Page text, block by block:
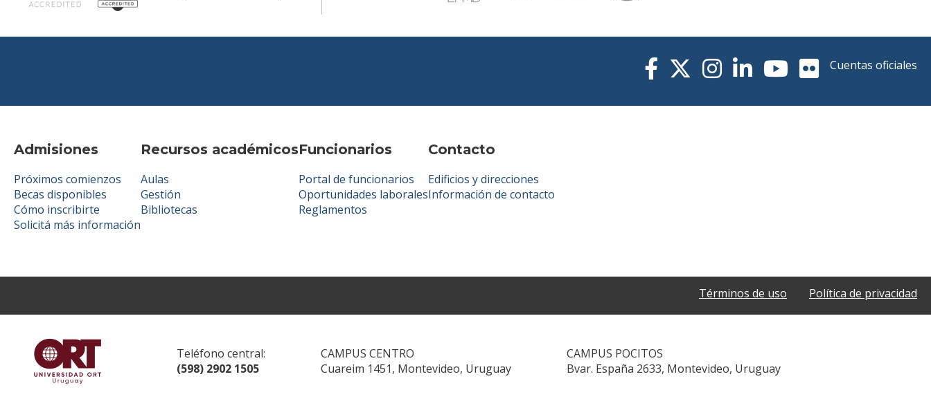
Admisiones
Próximos comienzos
Becas disponibles
Cómo inscribirte
Solicitá más información
Recursos académicos
Aulas
Gestión
Bibliotecas
Funcionarios
Portal de funcionarios
Oportunidades laborales
Reglamentos
Contacto
Edificios y direcciones
Información de contacto
Cuentas oficiales
Términos de uso Política de privacidad
Teléfono central:
(598) 2902 1505
CAMPUS CENTRO
Cuareim 1451, Montevideo, Uruguay
CAMPUS POCITOS
Bvar. España 2633, Montevideo, Uruguay